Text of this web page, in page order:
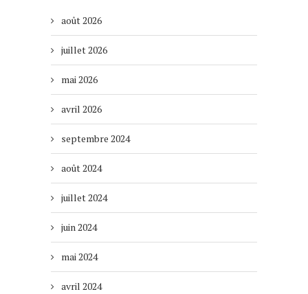
août 2026
juillet 2026
mai 2026
avril 2026
septembre 2024
août 2024
juillet 2024
juin 2024
mai 2024
avril 2024